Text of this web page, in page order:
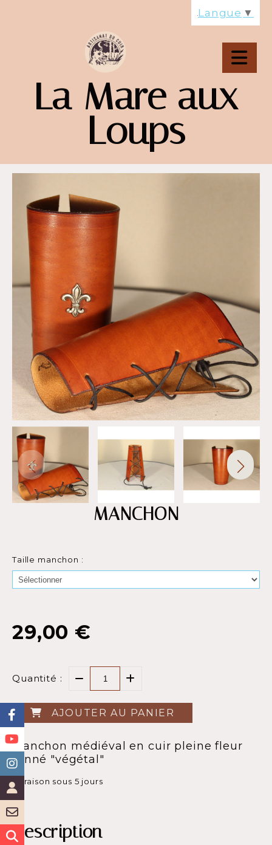
La Mare aux
Loups
MANCHON
Taille manchon :
29,00 €
Quantité :
AJOUTER AU PANIER
Manchon médiéval en cuir pleine fleur
tanné "végétal"
Livraison sous 5 jours
Description
Langue ▼